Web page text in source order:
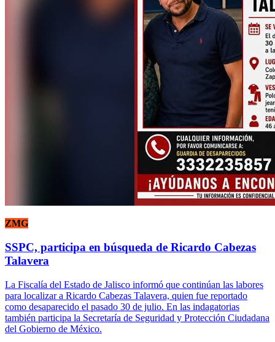
ZMG
SSPC, participa en búsqueda de Ricardo Cabezas
Talavera
La Fiscalía del Estado de Jalisco informó que continúan las labores
para localizar a Ricardo Cabezas Talavera, quien fue reportado
como desaparecido el pasado 30 de julio. En las indagatorias
también participa la Secretaría de Seguridad y Protección Ciudadana
del Gobierno de México.